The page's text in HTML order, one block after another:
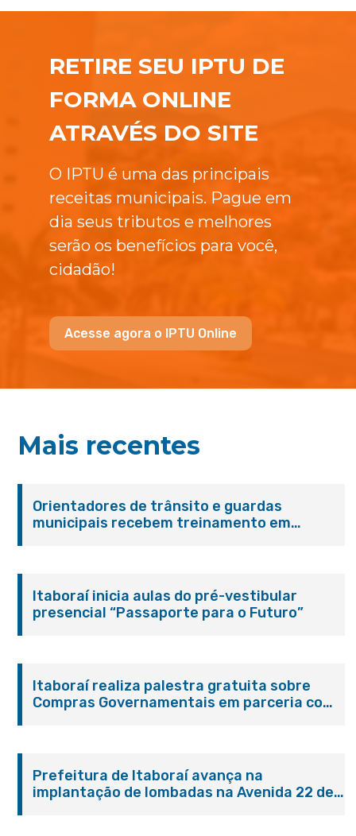
RETIRE SEU IPTU DE
FORMA ONLINE
ATRAVÉS DO SITE
O IPTU é uma das principais
receitas municipais. Pague em
dia seus tributos e melhores
serão os benefícios para você,
cidadão!
Acesse agora o IPTU Online
Mais recentes
Orientadores de trânsito e guardas
municipais recebem treinamento em
Itaboraí inicia aulas do pré-vestibular
presencial “Passaporte para o Futuro”
Itaboraí realiza palestra gratuita sobre
Compras Governamentais em parceria com
Prefeitura de Itaboraí avança na
implantação de lombadas na Avenida 22 de